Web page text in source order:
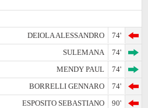
DEIOLA ALESSANDRO
74'
SULEMANA
74'
MENDY PAUL
74'
BORRELLI GENNARO
74'
ESPOSITO SEBASTIANO
90'